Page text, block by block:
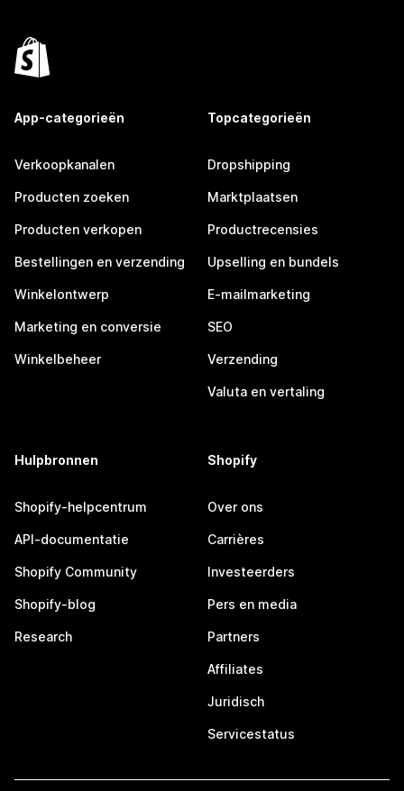
App-categorieën
Verkoopkanalen
Producten zoeken
Producten verkopen
Bestellingen en verzending
Winkelontwerp
Marketing en conversie
Winkelbeheer
Topcategorieën
Dropshipping
Marktplaatsen
Productrecensies
Upselling en bundels
E-mailmarketing
SEO
Verzending
Valuta en vertaling
Hulpbronnen
Shopify-helpcentrum
API-documentatie
Shopify Community
Shopify-blog
Research
Shopify
Over ons
Carrières
Investeerders
Pers en media
Partners
Affiliates
Juridisch
Servicestatus